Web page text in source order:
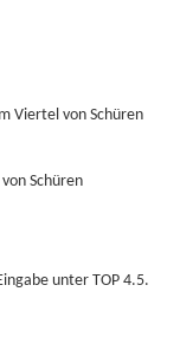
Viertel von Schüren
Schüren
unter TOP 4.5.